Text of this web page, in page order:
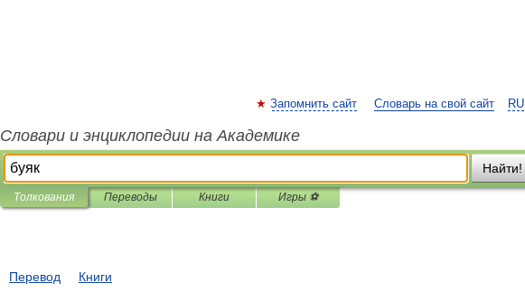
RU
Запомнить сайт Словарь на свой сайт
Словари и энциклопедии на Академике
Найти!
Толкования Переводы Книги Игры ⚽
Перевод Книги